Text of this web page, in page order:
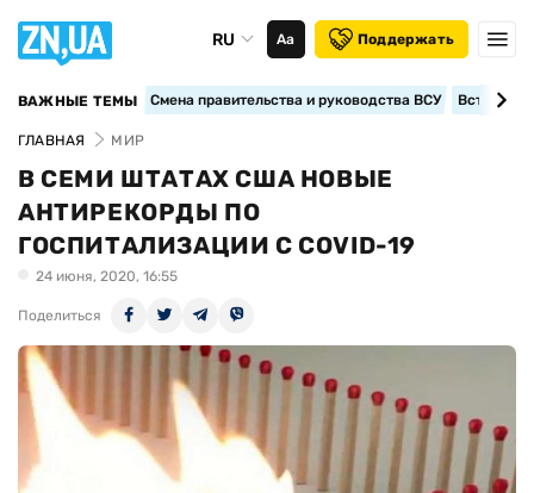
RU Аа Поддержать
ВАЖНЫЕ ТЕМЫ Смена правительства и руководства ВСУ
ГЛАВНАЯ МИР
В СЕМИ ШТАТАХ США НОВЫЕ
АНТИРЕКОРДЫ ПО
ГОСПИТАЛИЗАЦИИ С COVID-19
24 июня, 2020, 16:55
Поделиться